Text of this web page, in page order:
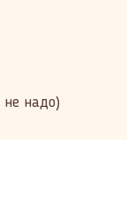
не надо)